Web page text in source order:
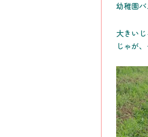
幼稚園
大きい
じゃが